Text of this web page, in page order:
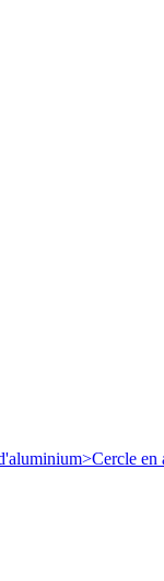
>Cercle en